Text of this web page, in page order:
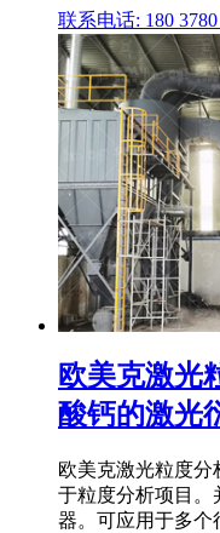
联系电话: 180 3780
欧美克激光
酸钙的激光
欧美克激光粒度分
于粒度分析项目。
器。可应用于多个